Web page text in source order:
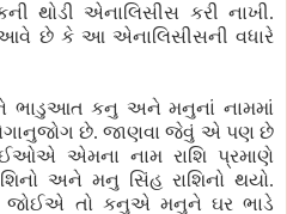
થોડી એનાલિસીસ કરી નાખી.
છે કે આ એનાલિસીસની વધારે
ભાડુઆત કનુ અને મનુનાં નામમાં
છે. જાણવા જેવું એ પણ છે
એમના નામ રાશિ પ્રમાણે
અને મનુ સિંહ રાશિનો થયો.
જોઈએ તો કનુએ મનુને ઘર ભાડે